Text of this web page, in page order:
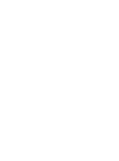
全員で食事会
流と学習の2つの軸